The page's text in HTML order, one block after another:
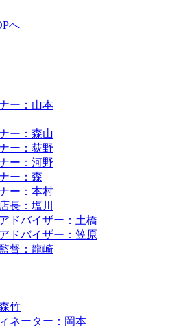
へ
ー：山本
ー：森山
ー：荻野
ー：河野
ー：森
ー：本村
長：塩川
ドバイザー：土橋
ドバイザー：笠原
督：龍崎
竹
ネーター：岡本